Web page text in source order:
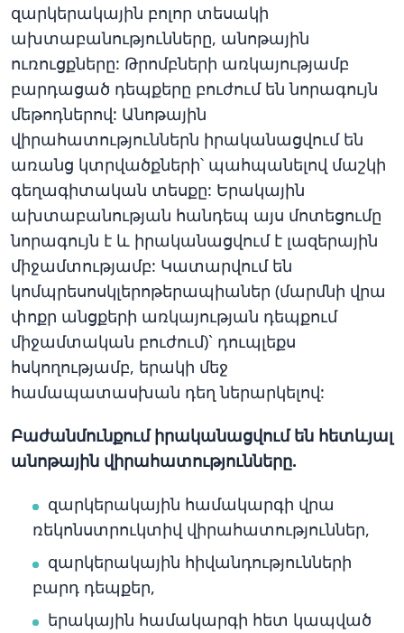
զարկերակային բոլոր տեսակի
ախտաբանությունները, անոթային
ուռուցքները: Թրոմբների առկայությամբ
բարդացած դեպքերը բուժում են նորագույն
մեթոդներով: Անոթային
վիրահատություններն իրականացվում են
առանց կտրվածքների՝ պահպանելով մաշկի
գեղագիտական տեսքը: Երակային
ախտաբանության հանդեպ այս մոտեցումը
նորագույն է և իրականացվում է լազերային
միջամտությամբ: Կատարվում են
կոմպրեսոսկլերոթերապիաներ (մարմնի վրա
փոքր անցքերի առկայության դեպքում
միջամտական բուժում)` դուպլեքս
հսկողությամբ, երակի մեջ
համապատասխան դեղ ներարկելով:
Բաժանմունքում իրականացվում են հետևյալ
անոթային վիրահատությունները.
զարկերակային համակարգի վրա
ռեկոնստրուկտիվ վիրահատություններ,
զարկերակային հիվանդությունների
բարդ դեպքեր,
երակային համակարգի հետ կապված